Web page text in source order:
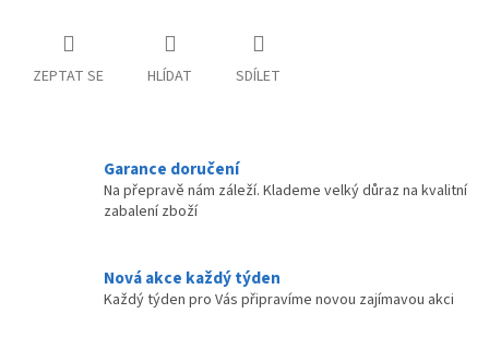
ZEPTAT SE HLÍDAT SDÍLET
Garance doručení
Na přepravě nám záleží. Klademe velký důraz na kvalitní
zabalení zboží
Nová akce každý týden
Každý týden pro Vás připravíme novou zajímavou akci